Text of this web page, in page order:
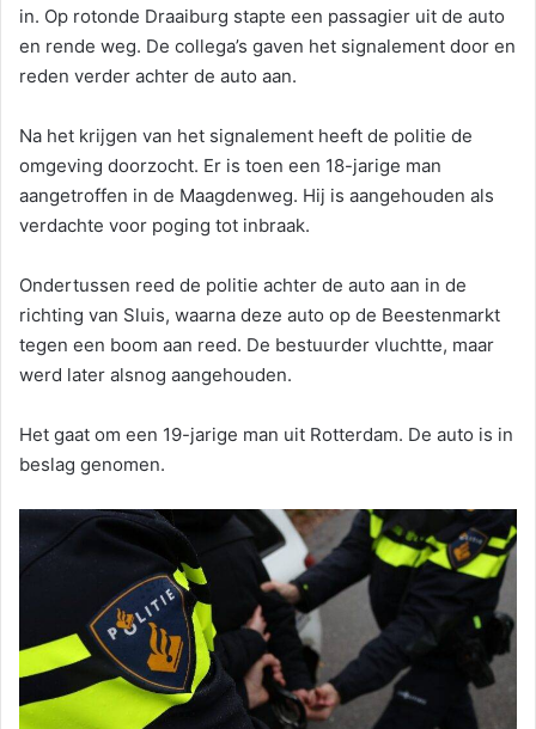
in. Op rotonde Draaiburg stapte een passagier uit de auto
en rende weg. De collega’s gaven het signalement door en
reden verder achter de auto aan.
Na het krijgen van het signalement heeft de politie de
omgeving doorzocht. Er is toen een 18-jarige man
aangetroffen in de Maagdenweg. Hij is aangehouden als
verdachte voor poging tot inbraak.
Ondertussen reed de politie achter de auto aan in de
richting van Sluis, waarna deze auto op de Beestenmarkt
tegen een boom aan reed. De bestuurder vluchtte, maar
werd later alsnog aangehouden.
Het gaat om een 19-jarige man uit Rotterdam. De auto is in
beslag genomen.